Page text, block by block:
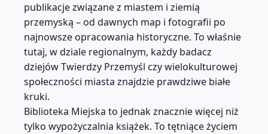
publikacje związane z miastem i ziemią
przemyską – od dawnych map i fotografii po
najnowsze opracowania historyczne. To właśnie
tutaj, w dziale regionalnym, każdy badacz
dziejów Twierdzy Przemyśl czy wielokulturowej
społeczności miasta znajdzie prawdziwe białe
kruki.
Biblioteka Miejska to jednak znacznie więcej niż
tylko wypożyczalnia książek. To tętniące życiem